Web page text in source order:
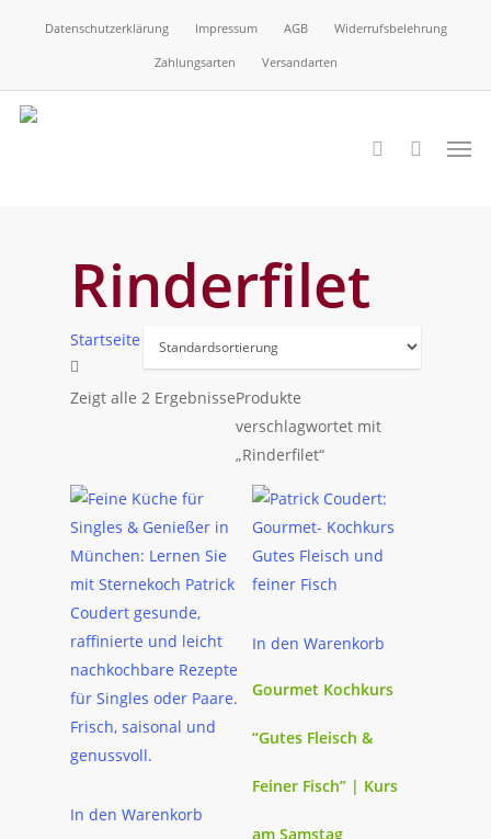
content
Datenschutzerklärung Impressum AGB Widerrufsbelehrung
Zahlungsarten Versandarten
search
Rinderfilet
Zeigt alle 2 Ergebnisse
Startseite
Produkte
verschlagwortet mit
„Rinderfilet“
In den Warenkorb
In den Warenkorb
Gourmet Kochkurs
“Gutes Fleisch &
Feiner Fisch” | Kurs
am Samstag